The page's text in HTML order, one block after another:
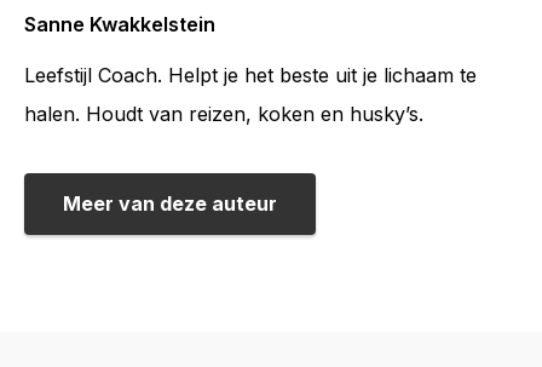
Sanne Kwakkelstein
Leefstijl Coach. Helpt je het beste uit je lichaam te
halen. Houdt van reizen, koken en husky’s.
Meer van deze auteur